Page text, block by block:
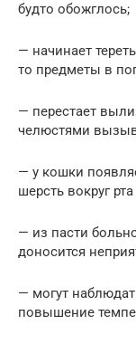
будто обожглось;
— начинает
то предметы в
— перестает
челюстями
— у кошки
шерсть вокруг
— из пасти
доносится
— могут
повышение